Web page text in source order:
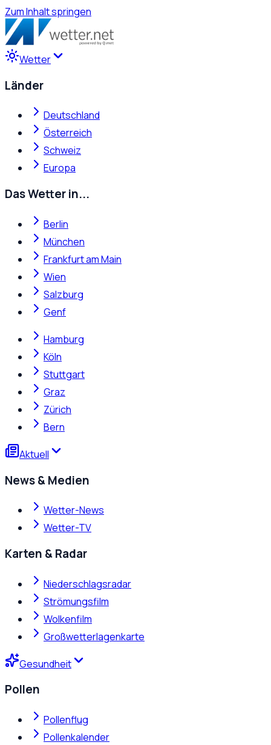
Zum Inhalt springen
Wetter
Länder
Deutschland
Österreich
Schweiz
Europa
Das Wetter in...
Berlin
München
Frankfurt am Main
Wien
Salzburg
Genf
Hamburg
Köln
Stuttgart
Graz
Zürich
Bern
Aktuell
News & Medien
Wetter-News
Wetter-TV
Karten & Radar
Niederschlagsradar
Strömungsfilm
Wolkenfilm
Großwetterlagenkarte
Gesundheit
Pollen
Pollenflug
Pollenkalender